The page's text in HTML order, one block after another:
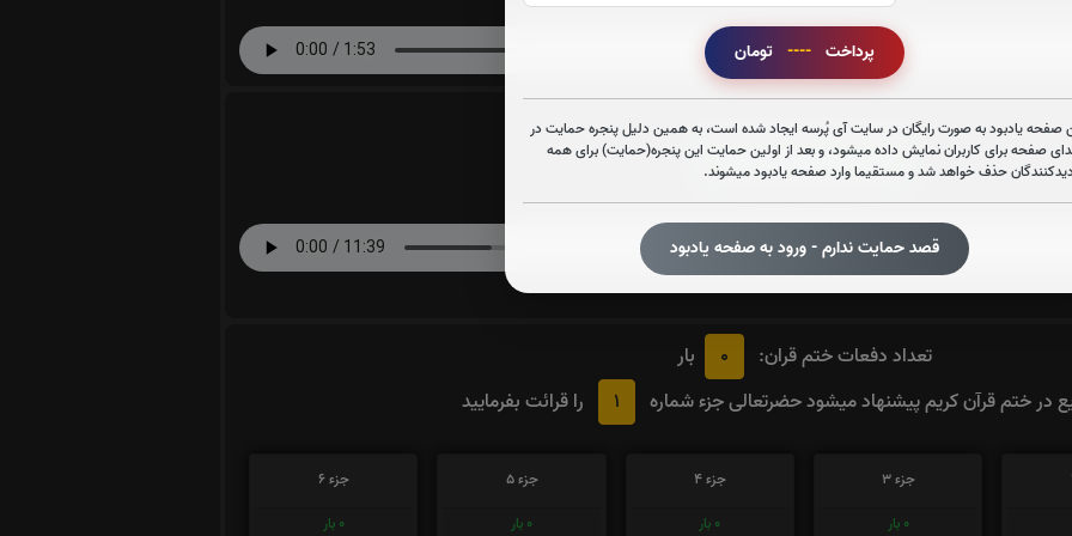
پرداخت ---- تومان
صفحه یادبود به صورت رایگان در سایت آی پُرسه ایجاد شده است، به همین دلیل پنجره حمایت در
صفحه برای کاربران نمایش داده میشود، و بعد از اولین حمایت این پنجره(حمایت) برای همه
حذف خواهد شد و مستقیما وارد صفحه یادبود میشوند.
قصد حمایت ندارم - ورود به صفحه یادبود
صوت آیت الکرسی
قرائت زیارت عاشورا را تقبل میکنم
صوت زیارت عاشورا - فانی
تعداد دفعات ختم قران: 0
بار
در ختم قرآن کریم پیشنهاد میشود حضرتعالی جزء شماره
1 را قرائت بفرمایید
جزء 3
0 بار
جزء 4
0 بار
جزء 5
0 بار
جزء 6
0 بار